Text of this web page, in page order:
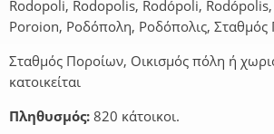
Rodopoli, Rodopolis, Rodópoli,
Poroion, Ροδόπολη, Ροδόπολις, Σταθμός
Σταθμός Ποροίων, Οικισμός πόλη ή
κατοικείται
Πληθυσμός: 820 κάτοικοι.